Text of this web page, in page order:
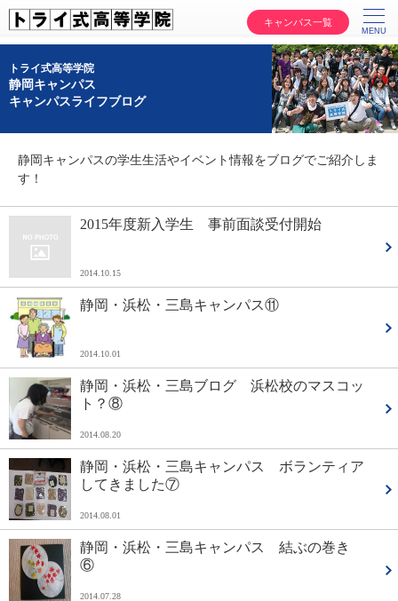
キャンパス一覧
トライ式高等学院
静岡キャンパス
キャンパスライフブログ
静岡キャンパスの学生生活やイベント情報をブログでご紹介しま
す！
2015年度新入学生 事前面談受付開始
2014.10.15
静岡・浜松・三島キャンパス⑪
2014.10.01
静岡・浜松・三島ブログ 浜松校のマスコッ
ト？⑧
2014.08.20
静岡・浜松・三島キャンパス ボランティア
してきました⑦
2014.08.01
静岡・浜松・三島キャンパス 結ぶの巻き
⑥
2014.07.28